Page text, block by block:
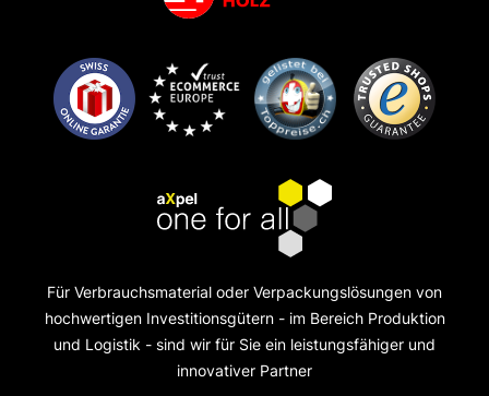
Für Verbrauchsmaterial oder Verpackungslösungen von
hochwertigen Investitionsgütern - im Bereich Produktion
und Logistik - sind wir für Sie ein leistungsfähiger und
innovativer Partner